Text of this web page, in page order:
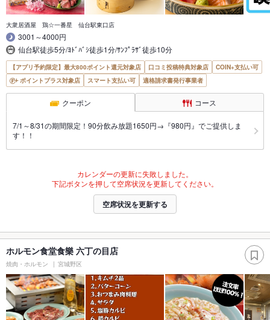
大衆居酒屋 鶏☆一番星 仙台駅東口店
3001～4000円
仙台駅徒歩5分/ﾖﾄﾞﾊﾞｼ徒歩1分/ｻﾝﾌﾟﾗｻﾞ徒歩10分
【アプリ予約限定】最大800ポイント還元対象店 口コミ投稿特典対象店
COIN+支払い可
ポイントプラス対象店
スマート支払い可 適格請求書発行事業者
クーポン コース
7/1～8/31の期間限定！90分飲み放題1650円→『980円』でご提供しま
す！！
カレンダーの更新に失敗しました。
下記ボタンを押して空席状況を更新してください。
空席状況を更新する
ホルモン食堂食樂 六丁の目店
焼肉・ホルモン 宮城野区